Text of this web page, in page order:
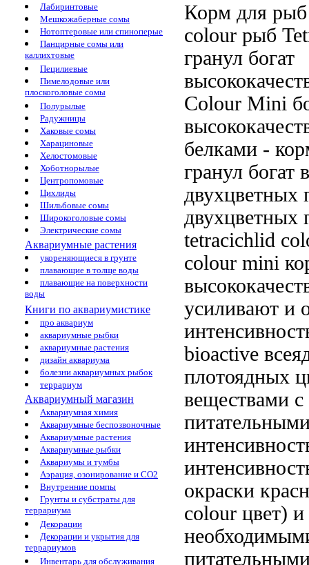
Лабиринтовые
Мешкожаберные сомы
Нотоптеровые или спиноперые
Панцирные сомы или
каллихтовые
Пецилиевые
Пимелодовые или
плоскоголовые сомы
Полурылые
Радужницы
Хаковые сомы
Харациновые
Хелостомовые
Хоботнорылые
Центропомовые
Цихлиды
Шильбовые сомы
Широкоголовые сомы
Электрические сомы
Аквариумные растения
укореняющиеся в грунте
плавающие в толще воды
плавающие на поверхности
воды
Книги по аквариумистике
про аквариум
аквариумные рыбки
аквариумные растения
дизайн аквариума
болезни аквариумных рыбок
террариум
Аквариумный магазин
Аквариумная химия
Аквариумные беспозвоночные
Аквариумные растения
Аквариумные рыбки
Аквариумы и тумбы
Аэрация, озонирование и CO2
Внутренние помпы
Грунты и субстраты для
террариума
Декорации
Декорации и укрытия для
террариумов
Инвентарь для обслуживания
Корм для
colour рыб
гранул богат
Colour Mini
белками -
гранул богат
двухцветных
двухцветных
tetracichlid
colour mini
усиливают и
bioactive
плотоядных
веществами
окраски
colour цвет) и